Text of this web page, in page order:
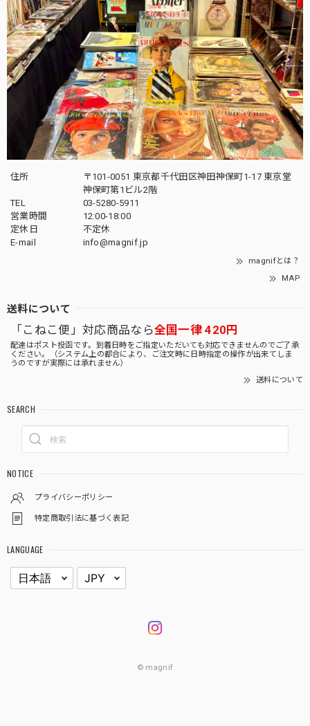
住所
〒101-0051 東京都千代田区神田神保町1-17 東京堂
神保町第1ビル2階
TEL
03-5280-5911
営業時間
12:00-18:00
定休日
不定休
E-mail
info@magnif.jp
magnifとは？
MAP
送料について
「こねこ便」対応商品なら全国一律 420円
配達はポスト投函です。到着日時をご指定いただいても対応できませんのでご了承
ください。（システム上の都合により、ご注文時に日時指定の操作が出来てしま
うのですが実際には承れません）
送料について
SEARCH
NOTICE
プライバシーポリシー
特定商取引法に基づく表記
LANGUAGE
© magnif